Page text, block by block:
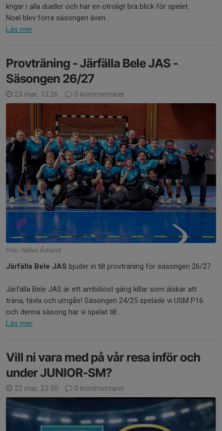
krigar i alla dueller och har en otroligt bra blick för spelet.
Noel blev förra säsongen även...
Läs mer
Provträning - Järfälla Bele JAS -
Säsongen 26/27
23 mar, 13:26 0 kommentarer
Foto: Niklas Åstrand
Järfälla Bele JAS bjuder in till provträning för säsongen 26/27
Järfälla Bele JAS är ett ambitiöst gäng killar som älskar att
träna, tävla och umgås! Säsongen 24/25 spelade vi USM P16
och denna säsong har vi spelat till...
Läs mer
Vill ni vara med på vår resa inför och
under JUNIOR-SM?
22 mar, 22:55 0 kommentarer